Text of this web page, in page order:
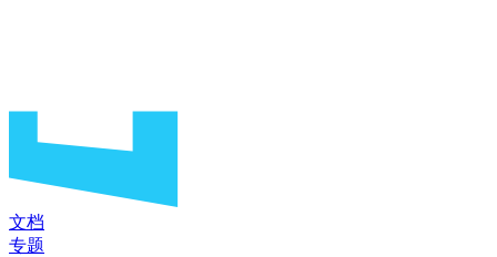
文档
专题